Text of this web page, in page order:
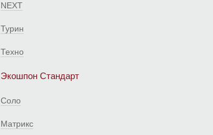
NEXT
Турин
Техно
Экошпон Стандарт
Соло
Матрикс